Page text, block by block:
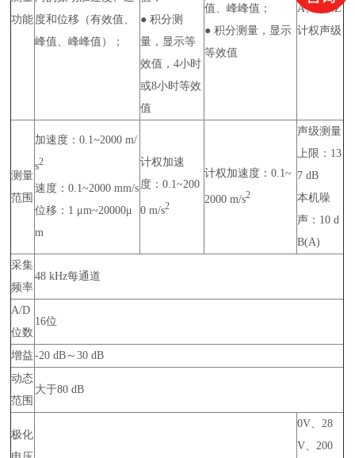
功能 度和位移（有效值、
峰值、峰峰值）；
● 积分测
量，显示等
效值，4小时
或8小时等效
值
值、峰峰值；
● 积分测量，显示
等效值
A、C和Z
计权声级
测量
范围
加速度：0.1~2000 m/
s2
速度：0.1~2000 mm/s
位移：1 μm~20000μ
m
计权加速
度：0.1~200
0 m/s2
计权加速度：0.1~
2000 m/s2
声级测量
上限：13
7 dB
本机噪
声：10 d
B(A)
采集
频率
48 kHz每通道
A/D
位数
16位
增益 -20 dB～30 dB
动态
范围
大于80 dB
极化
0V、28
V、200